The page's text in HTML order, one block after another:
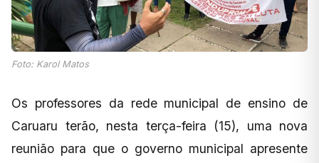
Foto: Karol Matos
Os professores da rede municipal de ensino de
Caruaru terão, nesta terça-feira (15), uma nova
reunião para que o governo municipal apresente